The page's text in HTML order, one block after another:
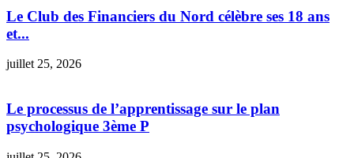
Le Club des Financiers du Nord célèbre ses 18 ans
et...
juillet 25, 2026
Le processus de l’apprentissage sur le plan
psychologique 3ème P